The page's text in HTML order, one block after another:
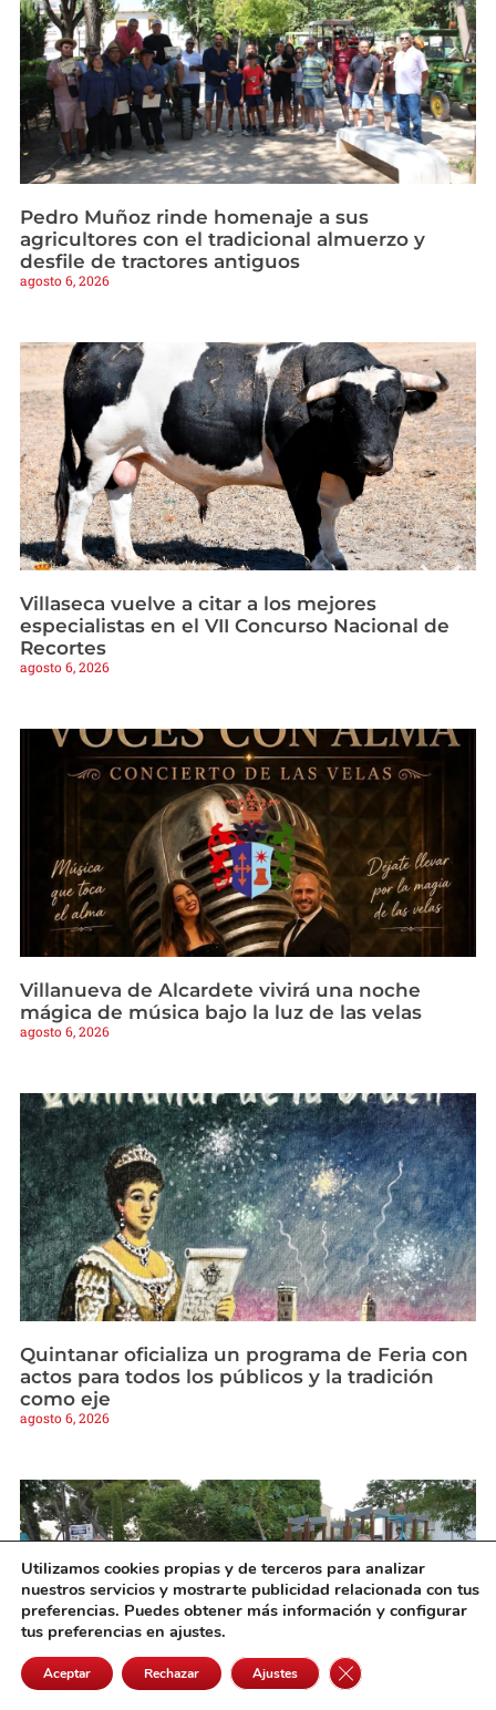
Pedro Muñoz rinde homenaje a sus
agricultores con el tradicional almuerzo y
desfile de tractores antiguos
agosto 6, 2026
Villaseca vuelve a citar a los mejores
especialistas en el VII Concurso Nacional de
Recortes
agosto 6, 2026
Villanueva de Alcardete vivirá una noche
mágica de música bajo la luz de las velas
agosto 6, 2026
Quintanar oficializa un programa de Feria con
actos para todos los públicos y la tradición
como eje
agosto 6, 2026
Utilizamos cookies propias y de terceros para analizar
nuestros servicios y mostrarte publicidad relacionada con tus
preferencias. Puedes obtener más información y configurar
tus preferencias en ajustes.
Aceptar Rechazar Ajustes Cerrar el banner de